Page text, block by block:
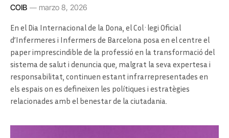
COIB marzo 8, 2026
En el Dia Internacional de la Dona, el Col·legi Oficial
d’Infermeres i Infermers de Barcelona posa en el centre el
paper imprescindible de la professió en la transformació del
sistema de salut i denuncia que, malgrat la seva expertesa i
responsabilitat, continuen estant infrarrepresentades en
els espais on es defineixen les polítiques i estratègies
relacionades amb el benestar de la ciutadania.